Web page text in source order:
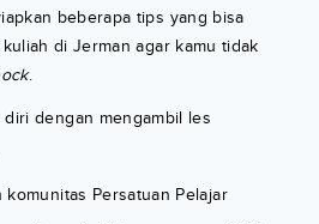
beberapa tips yang bisa
di Jerman agar kamu tidak
.
diri dengan mengambil les
komunitas Persatuan Pelajar